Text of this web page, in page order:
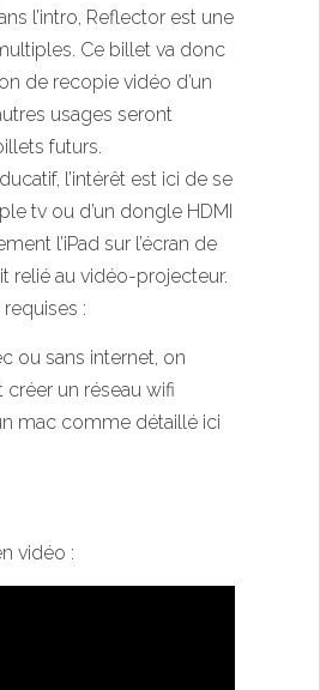
l’intro, Reflector est une
Ce billet va donc
de recopie vidéo d’un
usages seront
futurs.
l’intérêt est ici de se
tv ou d’un dongle HDMI
l’iPad sur l’écran de
relié au vidéo-projecteur.
:
ou sans internet, on
créer un réseau wifi
mac comme détaillé ici
vidéo :